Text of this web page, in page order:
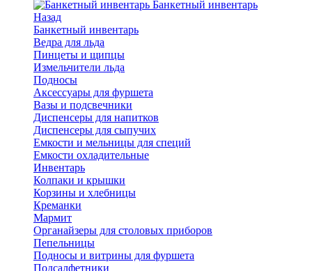
Банкетный инвентарь
Назад
Банкетный инвентарь
Ведра для льда
Пинцеты и щипцы
Измельчители льда
Подносы
Аксессуары для фуршета
Вазы и подсвечники
Диспенсеры для напитков
Диспенсеры для сыпучих
Емкости и мельницы для специй
Емкости охладительные
Инвентарь
Колпаки и крышки
Корзины и хлебницы
Креманки
Мармит
Органайзеры для столовых приборов
Пепельницы
Подносы и витрины для фуршета
Подсалфетники